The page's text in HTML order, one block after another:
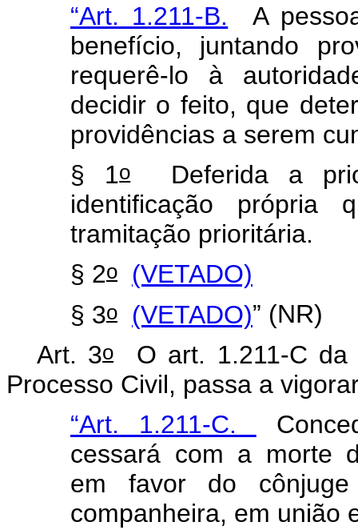
“Art. 1.211-B. A
benefício, juntando
requerê-lo à
decidir o feito, que
providências a serem
§ 1oDeferida a
identificação própria
tramitação prioritária.
§ 2o
(VETADO)
§ 3o (VETADO)” (NR)
Art. 3oO art. 1.211-C da
Processo Civil, passa a
“Art. 1.211-C.
cessará com a morte
em favor do cônjuge
companheira, em união